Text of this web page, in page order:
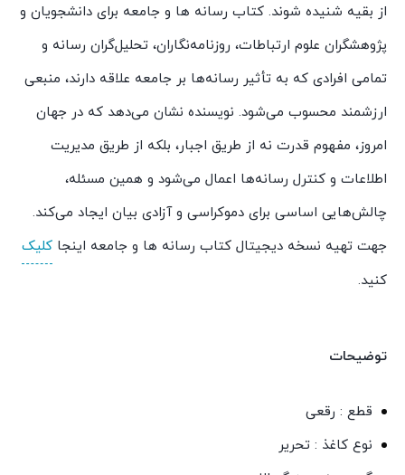
از بقیه شنیده شوند. کتاب رسانه ها و جامعه برای دانشجویان و
پژوهشگران علوم ارتباطات، روزنامه‌نگاران، تحلیل‌گران رسانه و
تمامی افرادی که به تأثیر رسانه‌ها بر جامعه علاقه دارند، منبعی
ارزشمند محسوب می‌شود. نویسنده نشان می‌دهد که در جهان
امروز، مفهوم قدرت نه از طریق اجبار، بلکه از طریق مدیریت
اطلاعات و کنترل رسانه‌ها اعمال می‌شود و همین مسئله،
چالش‌هایی اساسی برای دموکراسی و آزادی بیان ایجاد می‌کند.
جهت تهیه نسخه دیجیتال کتاب رسانه ها و جامعه اینجا کلیک
کنید.
توضیحات
قطع : رقعی
نوع کاغذ : تحریر